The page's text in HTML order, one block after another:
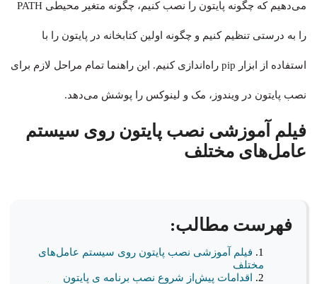
می‌دهیم که چگونه پایتون را نصب کنیم، چگونه متغیر محیطی PATH
را به درستی تنظیم کنیم و چگونه اولین کتابخانه در پایتون را با
استفاده از ابزار pip راه‌اندازی کنیم. این راهنما تمام مراحل لازم برای
نصب پایتون در ویندوز، مک و لینوکس را پوشش می‌دهد.
فیلم آموزشی نصب پایتون روی سیستم
عامل‌های مختلف
فهرست مطالب:
فیلم آموزشی نصب پایتون روی سیستم عامل‌های
مختلف
اقدامات پیش‌از شروع نصب برنامه ی پایتون